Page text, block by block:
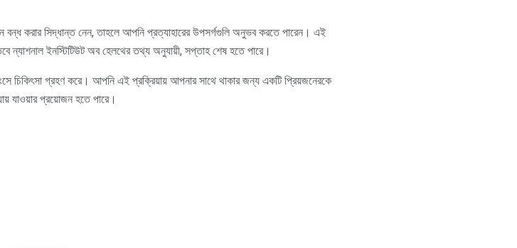
করার সিদ্ধান্ত নেন, তাহলে আপনি প্রত্যাহারের উপসর্গগুলি অনুভব করতে পারেন। এই
ন্যাশনাল ইনস্টিটিউট অব হেলথের তথ্য অনুযায়ী, সপ্তাহ শেষ হতে পারে।
চিকিৎসা গ্রহণ করে। আপনি এই প্রক্রিয়ায় আপনার সাথে থাকার জন্য একটি প্রিয়জনেরকে
যাওয়ার প্রয়োজন হতে পারে।